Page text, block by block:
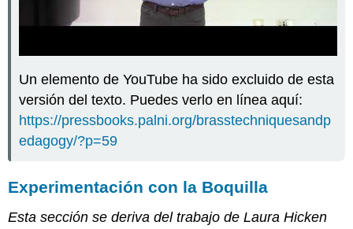
Un elemento de YouTube ha sido excluido de esta
versión del texto. Puedes verlo en línea aquí:
https://pressbooks.palni.org/brasstechniquesandp
edagogy/?p=59
Experimentación con la Boquilla
Esta sección se deriva del trabajo de Laura Hicken